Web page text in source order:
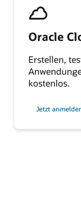
Oracle
Erstellen,
kostenlos.
Jetzt